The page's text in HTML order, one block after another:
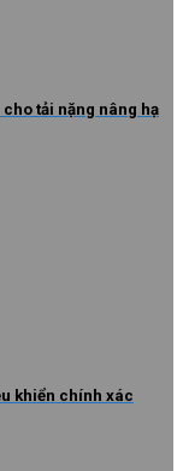
tải nặng nâng hạ
khiển chính xác